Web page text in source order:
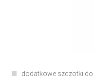
dodatkowe szczotki